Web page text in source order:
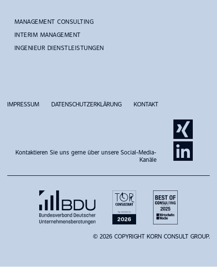
MANAGEMENT CONSULTING
INTERIM MANAGEMENT
INGENIEUR DIENSTLEISTUNGEN
IMPRESSUM DATENSCHUTZERKLÄRUNG KONTAKT
Kontaktieren Sie uns gerne über unsere Social-Media-
Kanäle
© 2026 COPYRIGHT KORN CONSULT GROUP.